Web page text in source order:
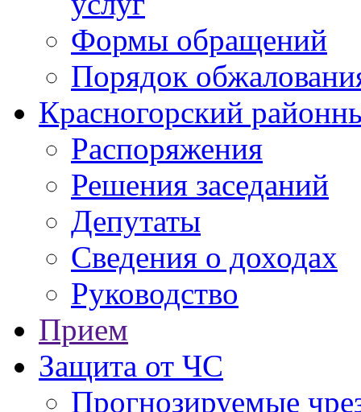
Формы обращений
Порядок
Красногорский
Распоряжения
Решения заседаний
Депутаты
Сведения о доходах
Руководство
Прием
Защита от ЧС
Прогнозируемые